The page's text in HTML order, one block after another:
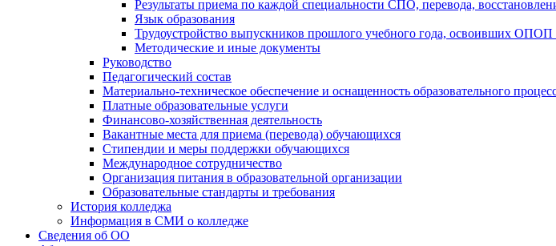
Результаты приема по каждой специальности СПО, перевода,
Язык образования
Трудоустройство выпускников прошлого учебного года, освоивших
Методические и иные документы
Руководство
Педагогический состав
Материально-техническое обеспечение и оснащенность образовательного
Платные образовательные услуги
Финансово-хозяйственная деятельность
Вакантные места для приема (перевода) обучающихся
Стипендии и меры поддержки обучающихся
Международное сотрудничество
Организация питания в образовательной организации
Образовательные стандарты и требования
История колледжа
Информация в СМИ о колледже
Сведения об ОО